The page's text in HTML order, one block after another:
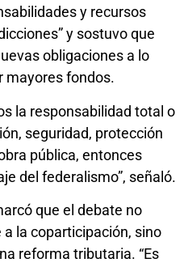
y recursos
y sostuvo que
obligaciones a lo
mayores fondos.
la responsabilidad total o
seguridad, protección
pública, entonces
del federalismo”, señaló.
que el debate no
la coparticipación, sino
reforma tributaria. “Es